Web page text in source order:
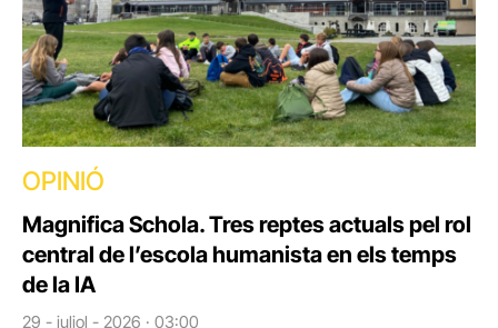
OPINIÓ
Magnifica Schola. Tres reptes actuals pel rol
central de l’escola humanista en els temps
de la IA
29 - juliol - 2026 · 03:00